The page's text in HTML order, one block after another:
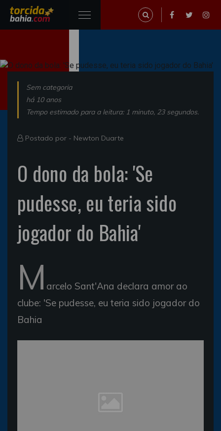
Sem categoria
há 10 anos
Tempo estimado para a leitura: 1 minuto, 23 segundos.
Postado por - Newton Duarte
O dono da bola: 'Se
pudesse, eu teria sido
jogador do Bahia'
M arcelo Sant'Ana declara amor ao
clube: 'Se pudesse, eu teria sido jogador do
Bahia